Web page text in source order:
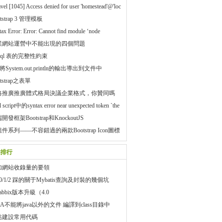
[1045] Access denied for user 'homestead'@'loc
沒有配置
3 管理模板
Error: Error: Cannot find module ‘node
網站運營中不能出現的四個問題
表的完整性約束
System.out.println的輸出導出到文件中
之表單
推廣推廣體式格局決議企業格式，你贊同嗎
script中的syntax error near unexpected token `the
開發框架Bootstrap和KnockoutJS
件系列——不容錯過的兩款Bootstrap Icon圖標
行
網站收錄量的要領
1/2 踩的關于Mybatis查詢及封裝的幾個坑
版本升級（4.0
不能將java以外的文件 編譯到class目錄中
建設常用代碼